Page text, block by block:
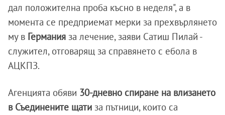
дал положителна проба късно в неделя", а в
момента се предприемат мерки за прехвърлянето
му в Германия за лечение, заяви Сатиш Пилай -
служител, отговарящ за справянето с ебола в
АЦКПЗ.
Агенцията обяви 30-дневно спиране на влизането
в Съединените щати за пътници, които са